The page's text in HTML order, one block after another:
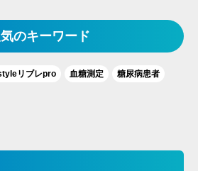
気のキーワード
リブレpro 血糖測定 糖尿病患者